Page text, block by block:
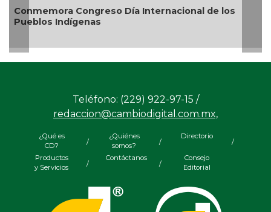
Día Internacional de los
Rosa María reafirma
Teléfono: (229) 922-97-15 /
redaccion@cambiodigital.com.mx,
¿Qué es
CD?
/
¿Quiénes
somos?
/
Directorio
/
Productos
y Servicios
/
Contáctanos
/
Consejo
Editorial